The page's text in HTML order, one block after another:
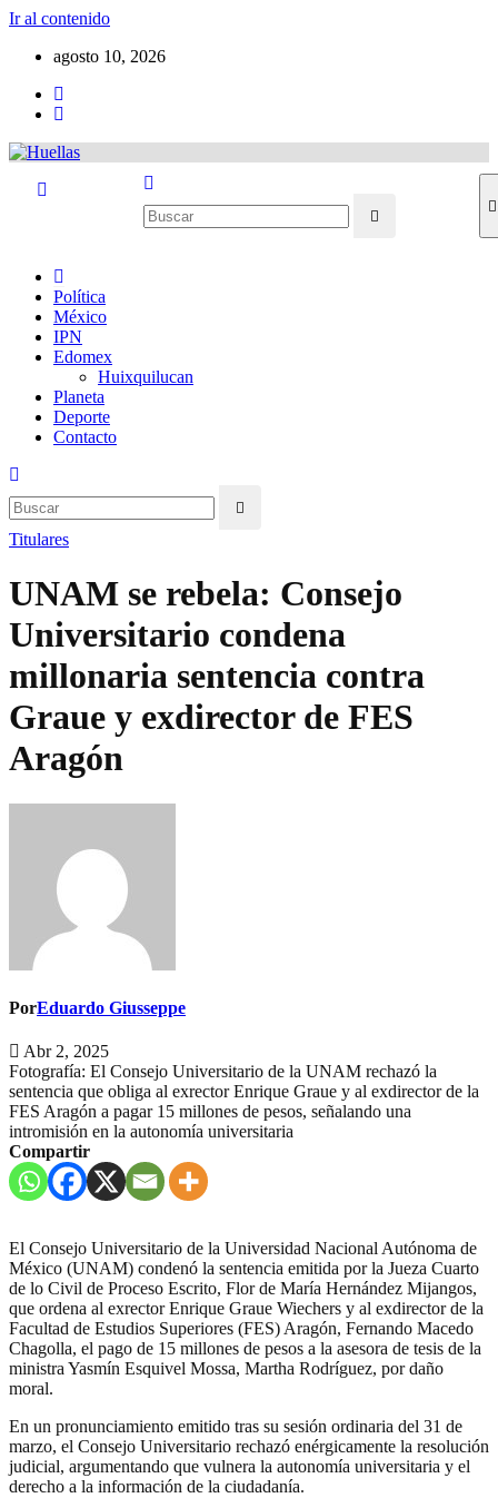
Ir al contenido
agosto 10, 2026
Política
México
IPN
Edomex
Huixquilucan
Planeta
Deporte
Contacto
Titulares
UNAM se rebela: Consejo
Universitario condena
millonaria sentencia contra
Graue y exdirector de FES
Aragón
PorEduardo Giusseppe
Abr 2, 2025
Fotografía: El Consejo Universitario de la UNAM rechazó la
sentencia que obliga al exrector Enrique Graue y al exdirector de la
FES Aragón a pagar 15 millones de pesos, señalando una
intromisión en la autonomía universitaria
Compartir
El Consejo Universitario de la Universidad Nacional Autónoma de
México (UNAM) condenó la sentencia emitida por la Jueza Cuarto
de lo Civil de Proceso Escrito, Flor de María Hernández Mijangos,
que ordena al exrector Enrique Graue Wiechers y al exdirector de la
Facultad de Estudios Superiores (FES) Aragón, Fernando Macedo
Chagolla, el pago de 15 millones de pesos a la asesora de tesis de la
ministra Yasmín Esquivel Mossa, Martha Rodríguez, por daño
moral.
En un pronunciamiento emitido tras su sesión ordinaria del 31 de
marzo, el Consejo Universitario rechazó enérgicamente la resolución
judicial, argumentando que vulnera la autonomía universitaria y el
derecho a la información de la ciudadanía.